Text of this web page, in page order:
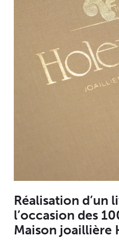
Réalisation d’un
l’occasion des
Maison joaillière